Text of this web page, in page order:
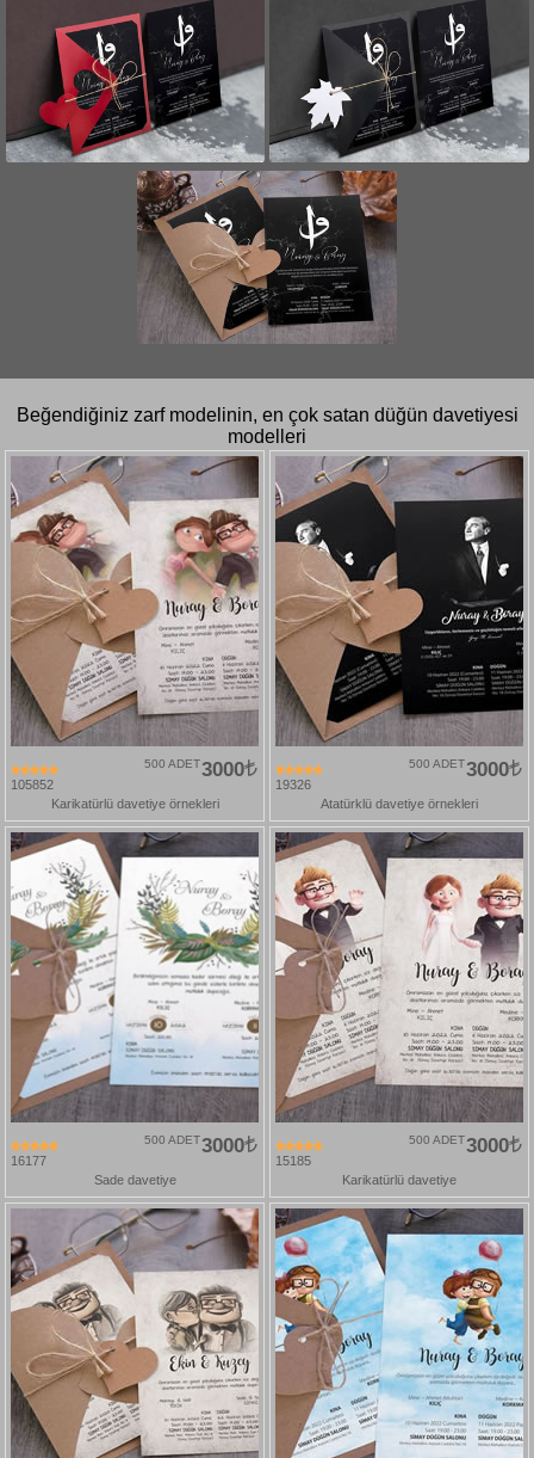
Beğendiğiniz zarf modelinin, en çok satan düğün davetiyesi
modelleri
105852
3000
500 ADET
Karikatürlü davetiye örnekleri
19326
3000
500 ADET
Atatürklü davetiye örnekleri
16177
3000
500 ADET
Sade davetiye
15185
3000
500 ADET
Karikatürlü davetiye